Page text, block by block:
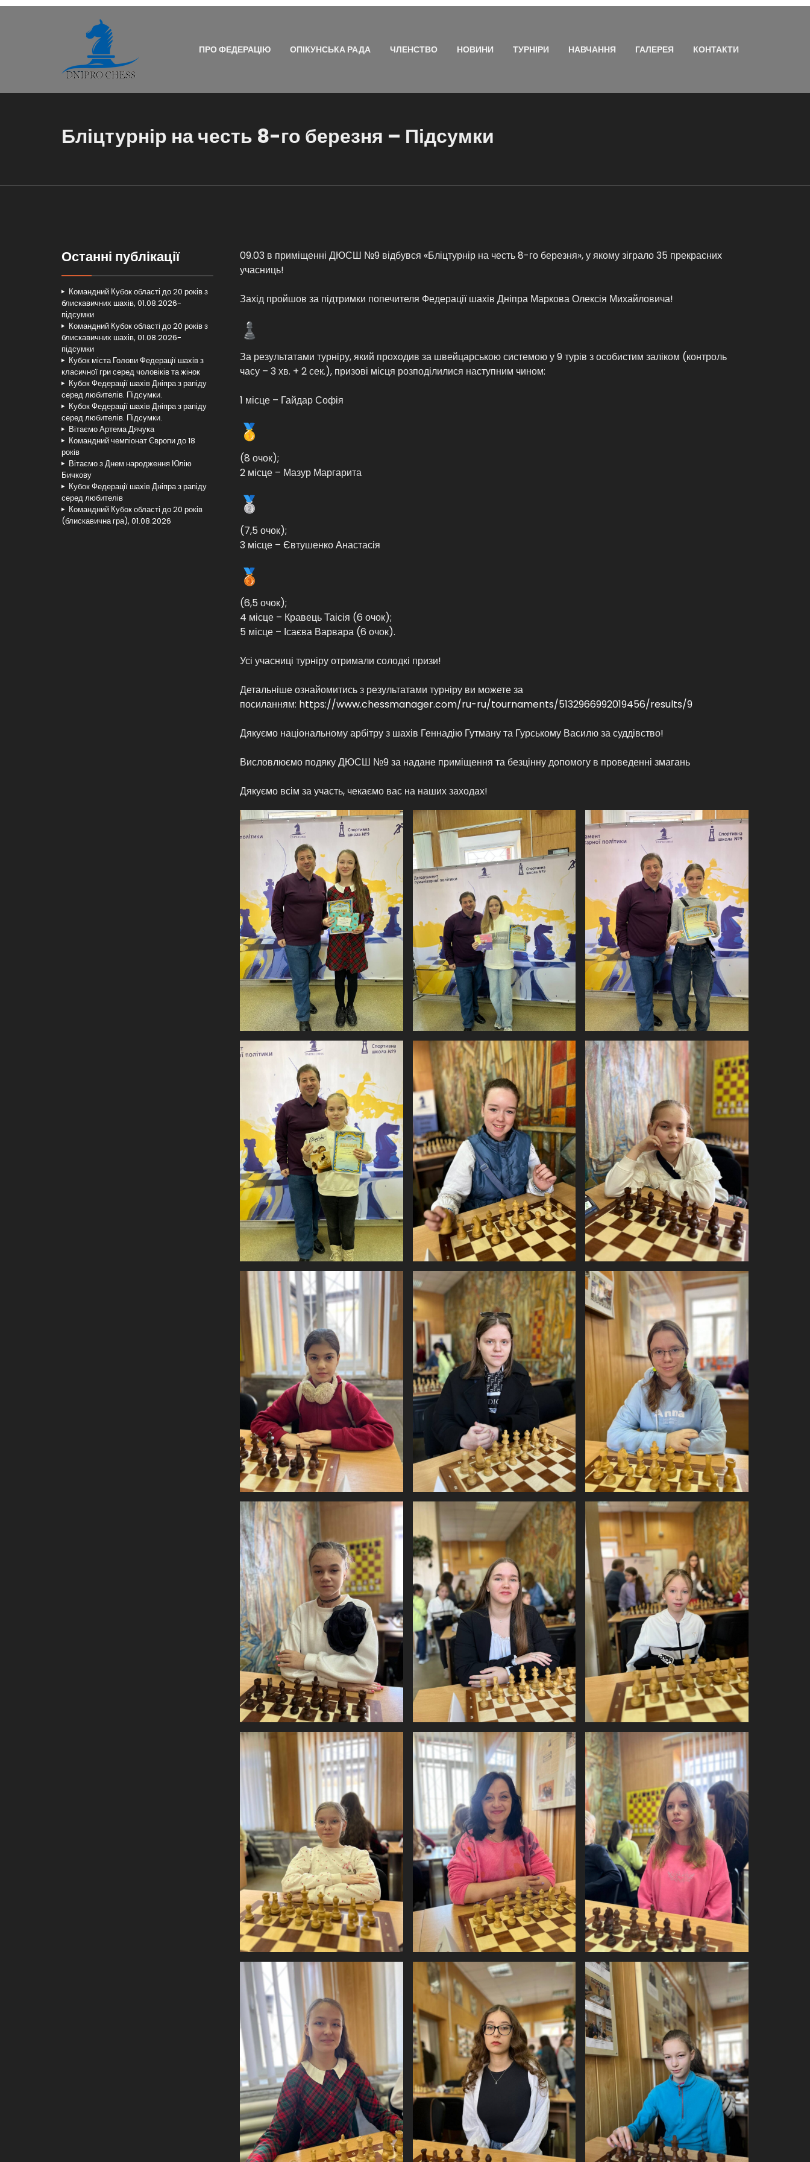
ПРО ФЕДЕРАЦІЮ ОПІКУНСЬКА РАДА ЧЛЕНСТВО НОВИНИ ТУРНІРИ НАВЧАННЯ ГАЛЕРЕЯ КОНТАКТИ
Бліцтурнір на честь 8-го березня – Підсумки
09.03 в приміщенні ДЮСШ №9 відбувся «Бліцтурнір на честь 8-го березня», у якому зіграло 35 прекрасних
учасниць!
Захід пройшов за підтримки попечителя Федерації шахів Дніпра Маркова Олексія Михайловича!
За результатами турніру, який проходив за швейцарською системою у 9 турів з особистим заліком (контроль
часу – 3 хв. + 2 сек.), призові місця розподілилися наступним чином:
1 місце – Гайдар Софія
(8 очок);
2 місце – Мазур Маргарита
(7,5 очок);
3 місце – Євтушенко Анастасія
(6,5 очок);
4 місце – Кравець Таісія (6 очок);
5 місце – Ісаєва Варвара (6 очок).
Усі учасниці турніру отримали солодкі призи!
Детальніше ознайомитись з результатами турніру ви можете за
посиланням: https://www.chessmanager.com/ru-ru/tournaments/5132966992019456/results/9
Дякуємо національному арбітру з шахів Геннадію Гутману та Гурському Василю за суддівство!
Висловлюємо подяку ДЮСШ №9 за надане приміщення та безцінну допомогу в проведенні змагань
Дякуємо всім за участь, чекаємо вас на наших заходах!
Останні публікації
Командний Кубок області до 20 років з
блискавичних шахів, 01.08.2026-
підсумки
Командний Кубок області до 20 років з
блискавичних шахів, 01.08.2026-
підсумки
Кубок міста Голови Федерації шахів з
класичної гри серед чоловіків та жінок
Кубок Федерації шахів Дніпра з рапіду
серед любителів. Підсумки.
Кубок Федерації шахів Дніпра з рапіду
серед любителів. Підсумки.
Вітаємо Артема Дячука
Командний чемпіонат Європи до 18
років
Вітаємо з Днем народження Юлію
Бичкову
Кубок Федерації шахів Дніпра з рапіду
серед любителів
Командний Кубок області до 20 років
(блискавична гра), 01.08.2026